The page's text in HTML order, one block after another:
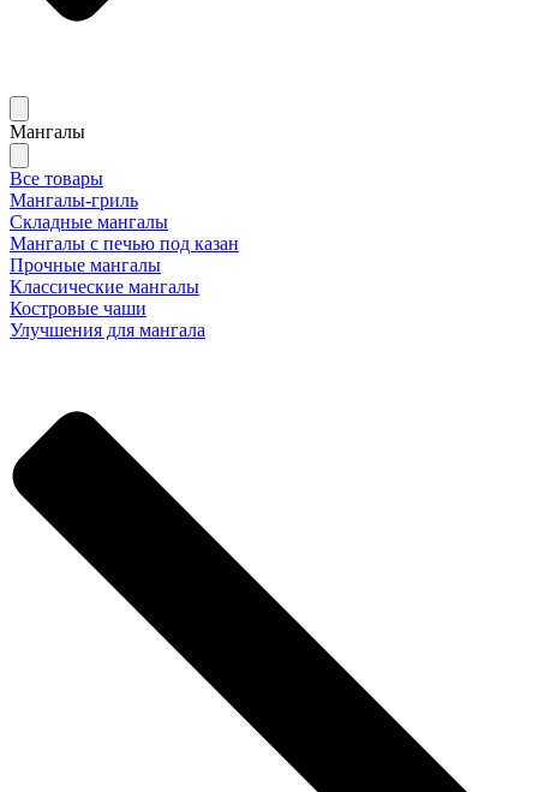
Мангалы
Все товары
Мангалы-гриль
Складные мангалы
Мангалы с печью под казан
Прочные мангалы
Классические мангалы
Костровые чаши
Улучшения для мангала